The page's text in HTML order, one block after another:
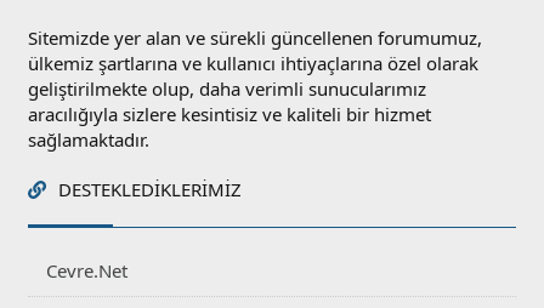
Sitemizde yer alan ve sürekli güncellenen forumumuz,
ülkemiz şartlarına ve kullanıcı ihtiyaçlarına özel olarak
geliştirilmekte olup, daha verimli sunucularımız
aracılığıyla sizlere kesintisiz ve kaliteli bir hizmet
sağlamaktadır.
DESTEKLEDIKLERIMIZ
Cevre.Net